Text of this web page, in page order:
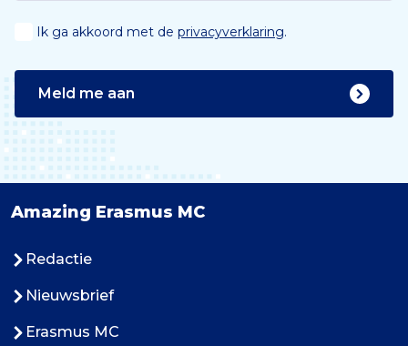
Ik ga akkoord met de privacyverklaring.
Meld me aan
Amazing Erasmus MC
Redactie
Nieuwsbrief
Erasmus MC